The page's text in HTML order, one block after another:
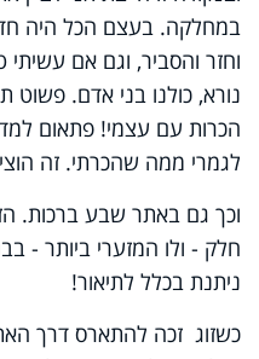
במחלקה. בעצם הכל היה
וחזר והסביר, וגם אם
נורא, כולנו בני אדם.
הכרות עם עצמי! פתאום
לגמרי ממה שהכרתי. זה
וכך גם באתר שבע ברכות.
חלק - ולו המזערי ביותר -
ניתנת בכלל לתיאור!
כשזוג זכה להתארס דרך